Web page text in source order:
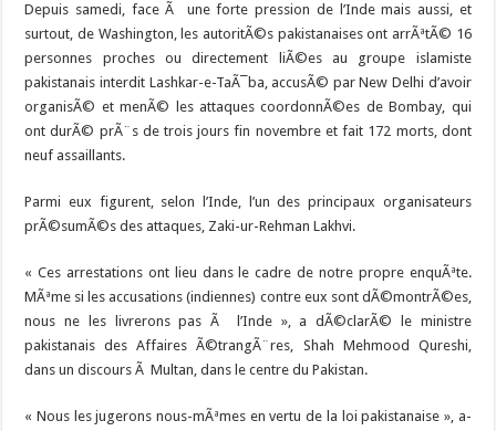
Depuis samedi, face Ã une forte pression de l’Inde mais aussi, et
surtout, de Washington, les autoritÃ©s pakistanaises ont arrÃªtÃ© 16
personnes proches ou directement liÃ©es au groupe islamiste
pakistanais interdit Lashkar-e-TaÃ¯ba, accusÃ© par New Delhi d’avoir
organisÃ© et menÃ© les attaques coordonnÃ©es de Bombay, qui
ont durÃ© prÃ¨s de trois jours fin novembre et fait 172 morts, dont
neuf assaillants.
Parmi eux figurent, selon l’Inde, l’un des principaux organisateurs
prÃ©sumÃ©s des attaques, Zaki-ur-Rehman Lakhvi.
« Ces arrestations ont lieu dans le cadre de notre propre enquÃªte.
MÃªme si les accusations (indiennes) contre eux sont dÃ©montrÃ©es,
nous ne les livrerons pas Ã l’Inde », a dÃ©clarÃ© le ministre
pakistanais des Affaires Ã©trangÃ¨res, Shah Mehmood Qureshi,
dans un discours Ã Multan, dans le centre du Pakistan.
« Nous les jugerons nous-mÃªmes en vertu de la loi pakistanaise », a-